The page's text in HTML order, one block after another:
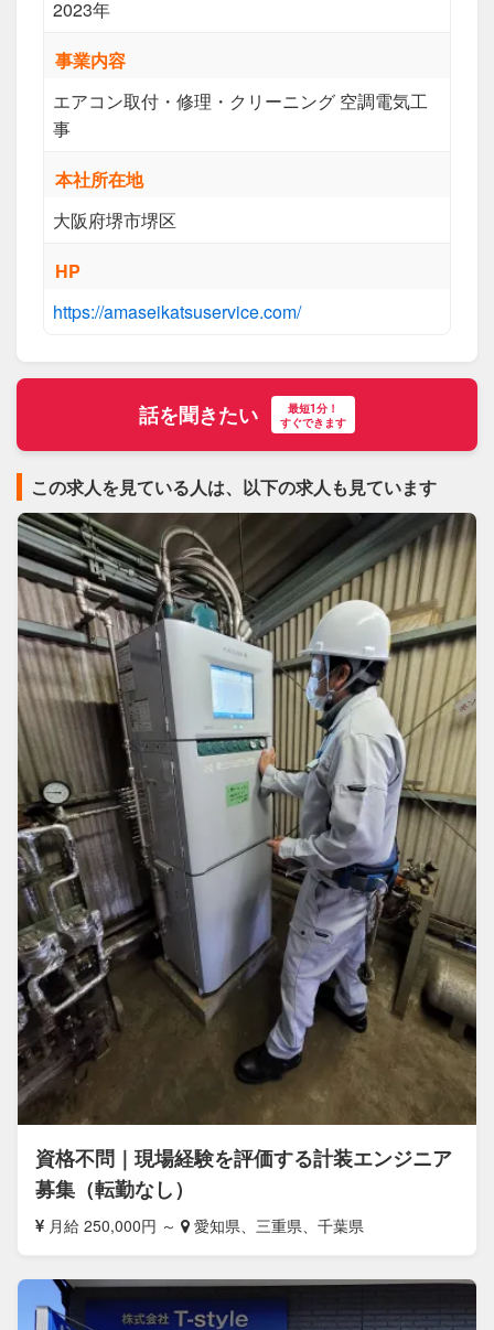
2023年
事業内容
エアコン取付・修理・クリーニング 空調電気工
事
本社所在地
大阪府堺市堺区
HP
https://amaseikatsuservice.com/
話を聞きたい
最短1分！
すぐできます
この求人を見ている人は、以下の求人も見ています
資格不問｜現場経験を評価する計装エンジニア
募集（転勤なし）
月給 250,000円 ～ 愛知県、三重県、千葉県